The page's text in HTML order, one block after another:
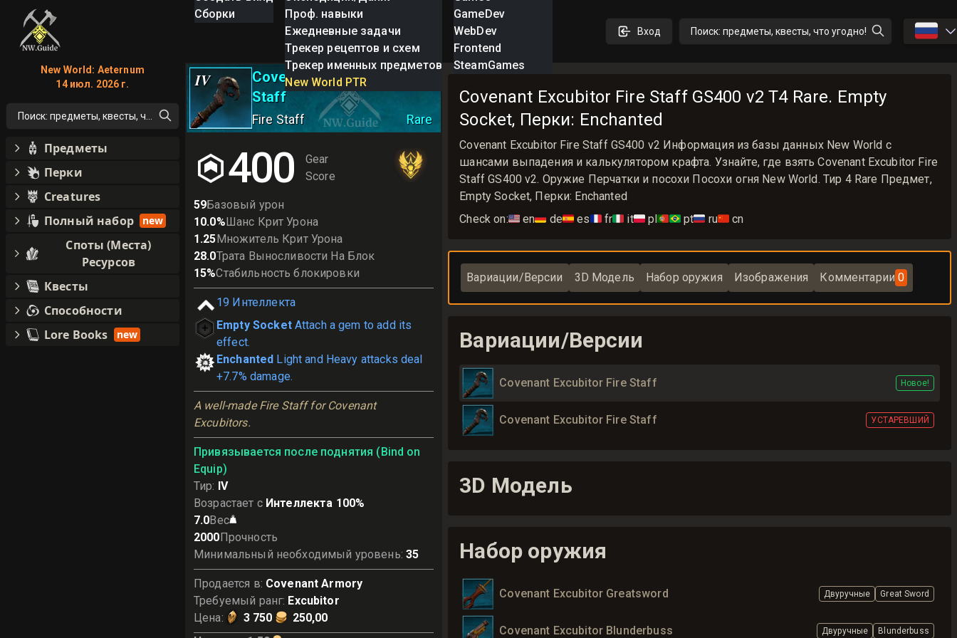
Сборки
Проф. навыки
Ежедневные задачи
Трекер рецептов и схем
Трекер именных предметов
New World PTR
GameDev
WebDev
Frontend
SteamGames
Вход Поиск: предметы, квесты, что угодно! 🇷🇺
IV
Covenant Excubitor Fire
Staff
Fire Staff Rare
400
Gear
Score
59Базовый урон
10.0%Шанс Крит Урона
1.25Множитель Крит Урона
28.0Трата Выносливости На Блок
15%Стабильность блокировки
19 Интеллекта
Empty Socket Attach a gem to add its
effect.
Enchanted Light and Heavy attacks deal
+7.7% damage.
A well-made Fire Staff for Covenant
Excubitors.
Привязывается после поднятия (Bind on
Equip)
Тир: IV
Возрастает с Интеллекта 100%
7.0Вес
2000Прочность
Минимальный необходимый уровень: 35
Продается в: Covenant Armory
Требуемый ранг: Excubitor
Цена: 3 750
250,00
Covenant Excubitor Fire Staff GS400 v2 T4 Rare. Empty
Socket, Перки: Enchanted
Covenant Excubitor Fire Staff GS400 v2 Информация из базы данных New World с
шансами выпадения и калькулятором крафта. Узнайте, где взять Covenant Excubitor Fire
Staff GS400 v2. Оружие Перчатки и посохи Посохи огня New World. Тир 4 Rare Предмет,
Empty Socket, Перки: Enchanted
Check on:🇺🇸 en🇩🇪 de🇪🇸 es🇫🇷 fr🇮🇹 it🇵🇱 pl🇵🇹🇧🇷 pt🇷🇺 ru🇨🇳 cn
Вариации/Версии 3D Модель Набор оружия Изображения Комментарии 0
Вариации/Версии
Covenant Excubitor Fire Staff Новое!
Covenant Excubitor Fire Staff УСТАРЕВШИЙ
3D Модель
Набор оружия
Covenant Excubitor Greatsword Двуручные Great Sword
Covenant Excubitor Blunderbuss Двуручные Blunderbuss
New World: Aeternum
14 июл. 2026 г.
Поиск: предметы, квесты, что угодно!
Предметы
Перки
Creatures
Полный набор
new
Споты (Места)
Ресурсов
Квесты
Способности
Lore Books
new